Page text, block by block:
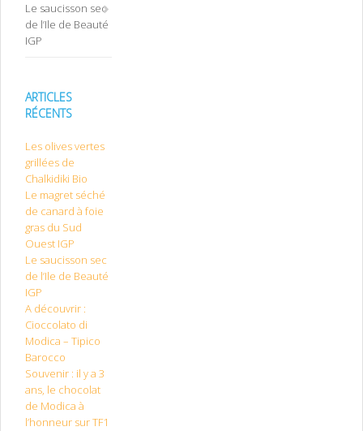
Le saucisson sec
de l’Ile de Beauté
IGP
ARTICLES
RÉCENTS
Les olives vertes
grillées de
Chalkidiki Bio
Le magret séché
de canard à foie
gras du Sud
Ouest IGP
Le saucisson sec
de l’Ile de Beauté
IGP
A découvrir :
Cioccolato di
Modica – Tipico
Barocco
Souvenir : il y a 3
ans, le chocolat
de Modica à
l’honneur sur TF1